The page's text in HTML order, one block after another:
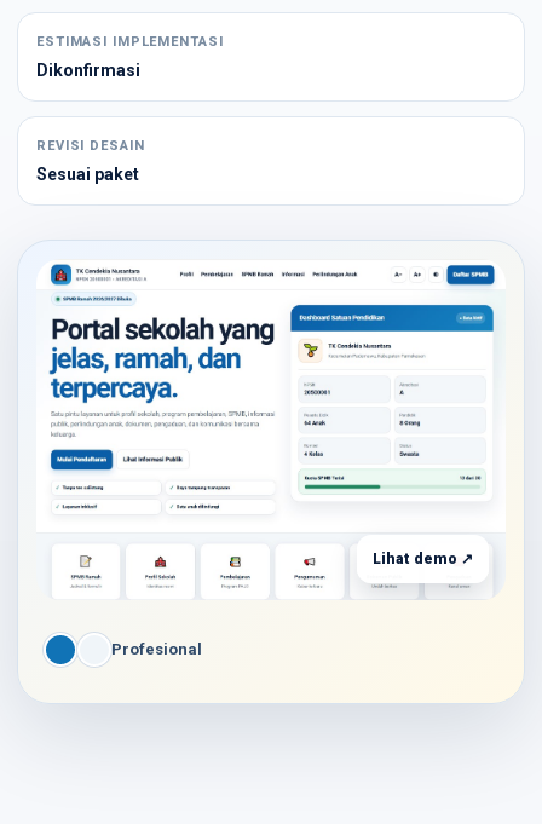
ESTIMASI IMPLEMENTASI
Dikonfirmasi
REVISI DESAIN
Sesuai paket
Lihat demo ↗
Profesional